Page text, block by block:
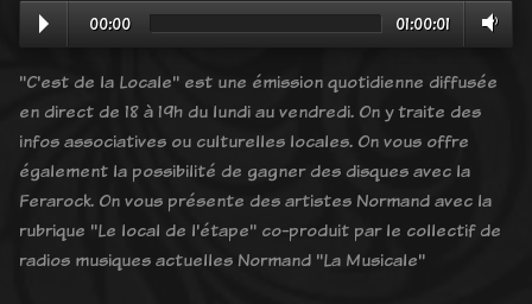
00:00 01:00:01
"C'est de la Locale" est une émission quotidienne diffusée
en direct de 18 à 19h du lundi au vendredi. On y traite des
infos associatives ou culturelles locales. On vous offre
également la possibilité de gagner des disques avec la
Ferarock. On vous présente des artistes Normand avec la
rubrique "Le local de l'étape" co-produit par le collectif de
radios musiques actuelles Normand "La Musicale"